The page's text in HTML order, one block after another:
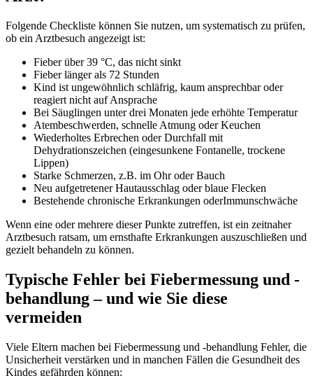
Folgende Checkliste können Sie nutzen, um systematisch zu prüfen,
ob ein Arztbesuch angezeigt ist:
Fieber über 39 °C, das nicht sinkt
Fieber länger als 72 Stunden
Kind ist ungewöhnlich schläfrig, kaum ansprechbar oder
reagiert nicht auf Ansprache
Bei Säuglingen unter drei Monaten jede erhöhte Temperatur
Atembeschwerden, schnelle Atmung oder Keuchen
Wiederholtes Erbrechen oder Durchfall mit
Dehydrationszeichen (eingesunkene Fontanelle, trockene
Lippen)
Starke Schmerzen, z.B. im Ohr oder Bauch
Neu aufgetretener Hautausschlag oder blaue Flecken
Bestehende chronische Erkrankungen oderImmunschwäche
Wenn eine oder mehrere dieser Punkte zutreffen, ist ein zeitnaher
Arztbesuch ratsam, um ernsthafte Erkrankungen auszuschließen und
gezielt behandeln zu können.
Typische Fehler bei Fiebermessung und -
behandlung – und wie Sie diese
vermeiden
Viele Eltern machen bei Fiebermessung und -behandlung Fehler, die
Unsicherheit verstärken und in manchen Fällen die Gesundheit des
Kindes gefährden können: